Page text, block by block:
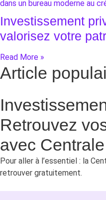
Investissement
valorisez votre
Read More »
Article
Retrouvez
avec
Pour aller à l’essentiel : la
retrouver gratuitement.